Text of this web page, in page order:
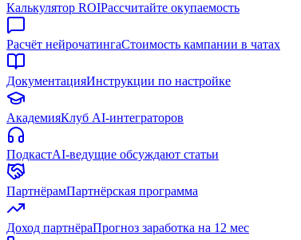
Калькулятор ROIРассчитайте окупаемость
Расчёт нейрочатингаСтоимость кампании в чатах
ДокументацияИнструкции по настройке
АкадемияКлуб AI-интеграторов
ПодкастAI-ведущие обсуждают статьи
ПартнёрамПартнёрская программа
Доход партнёраПрогноз заработка на 12 мес